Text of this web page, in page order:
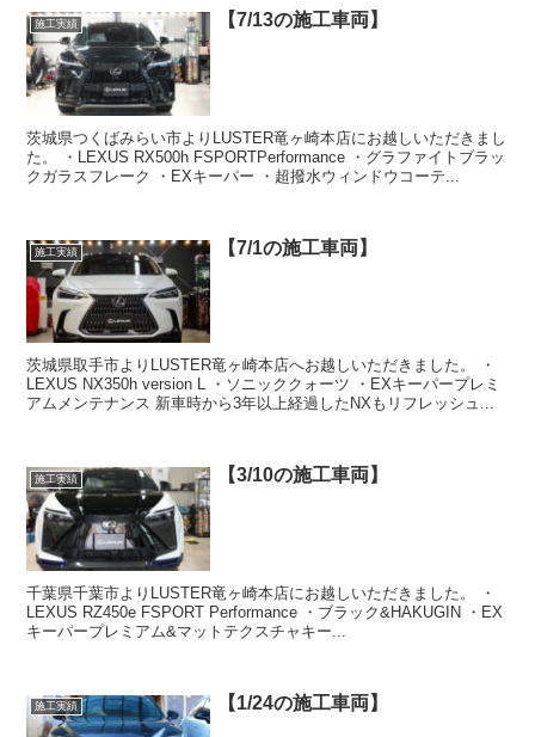
施工実績 【7/13の施工車両】
茨城県つくばみらい市よりLUSTER竜ヶ崎本店にお越しいただきまし
た。 ・LEXUS RX500h FSPORTPerformance ・グラファイトブラッ
クガラスフレーク ・EXキーパー ・超撥水ウィンドウコーテ...
施工実績 【7/1の施工車両】
茨城県取手市よりLUSTER竜ヶ崎本店へお越しいただきました。 ・
LEXUS NX350h version L ・ソニッククォーツ ・EXキーパープレミ
アムメンテナンス 新車時から3年以上経過したNXもリフレッシュ...
施工実績 【3/10の施工車両】
千葉県千葉市よりLUSTER竜ヶ崎本店にお越しいただきました。 ・
LEXUS RZ450e FSPORT Performance ・ブラック&HAKUGIN ・EX
キーパープレミアム&マットテクスチャキー...
施工実績 【1/24の施工車両】